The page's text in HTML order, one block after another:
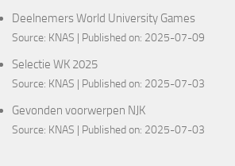
Deelnemers World University Games
Source: KNAS Published on: 2025-07-09
Selectie WK 2025
Source: KNAS Published on: 2025-07-03
Gevonden voorwerpen NJK
Source: KNAS Published on: 2025-07-03